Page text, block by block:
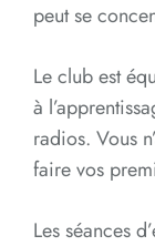
peut se
Le club est
à
radios. Vous
faire vos
Les séances